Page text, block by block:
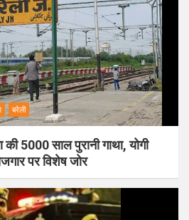
बरेली
5000 साल पुरानी गाथा, योगी
पर विशेष जोर